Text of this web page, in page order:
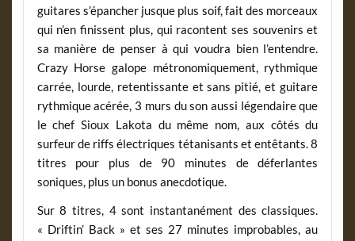
guitares s’épancher jusque plus soif, fait des morceaux
qui n’en finissent plus, qui racontent ses souvenirs et
sa manière de penser à qui voudra bien l’entendre.
Crazy Horse galope métronomiquement, rythmique
carrée, lourde, retentissante et sans pitié, et guitare
rythmique acérée, 3 murs du son aussi légendaire que
le chef Sioux Lakota du même nom, aux côtés du
surfeur de riffs électriques tétanisants et entêtants. 8
titres pour plus de 90 minutes de déferlantes
soniques, plus un bonus anecdotique.
Sur 8 titres, 4 sont instantanément des classiques.
« Driftin’ Back » et ses 27 minutes improbables, au